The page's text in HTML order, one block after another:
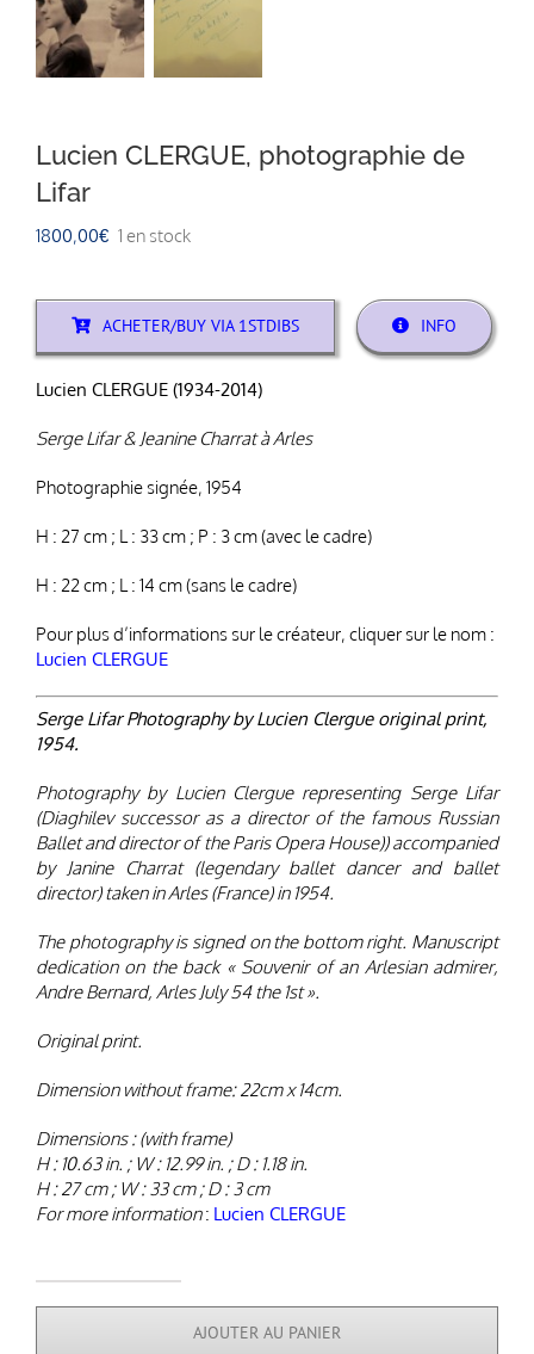
Lucien CLERGUE, photographie de
Lifar
1800,00€ 1 en stock
ACHETER/BUY VIA 1STDIBS INFO
Lucien CLERGUE (1934-2014)
Serge Lifar & Jeanine Charrat à Arles
Photographie signée, 1954
H : 27 cm ; L : 33 cm ; P : 3 cm (avec le cadre)
H : 22 cm ; L : 14 cm (sans le cadre)
Pour plus d’informations sur le créateur, cliquer sur le nom :
Lucien CLERGUE
Serge Lifar Photography by Lucien Clergue original print,
1954.
Photography by Lucien Clergue representing Serge Lifar
(Diaghilev successor as a director of the famous Russian
Ballet and director of the Paris Opera House)) accompanied
by Janine Charrat (legendary ballet dancer and ballet
director) taken in Arles (France) in 1954.
The photography is signed on the bottom right. Manuscript
dedication on the back « Souvenir of an Arlesian admirer,
Andre Bernard, Arles July 54 the 1st ».
Original print.
Dimension without frame: 22cm x 14cm.
Dimensions : (with frame)
H : 10.63 in. ; W : 12.99 in. ; D : 1.18 in.
H : 27 cm ; W :33 cm ; D :3 cm
For more information: Lucien CLERGUE
AJOUTER AU PANIER